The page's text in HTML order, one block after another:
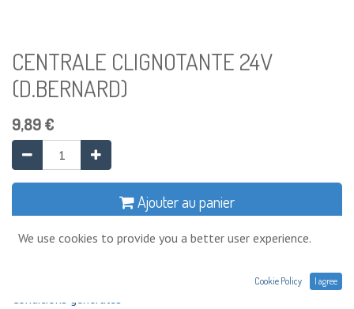
CENTRALE CLIGNOTANTE 24V
(D.BERNARD)
9,89€
Ajouter au panier
Ajouter à la liste de souhaits
Conditions générales
We use cookies to provide you a better user experience.
Cookie Policy I agree